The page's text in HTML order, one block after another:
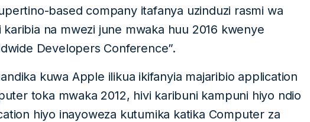
based company itafanya uzinduzi rasmi wa
na mwezi june mwaka huu 2016 kwenye
Developers Conference”.
kuwa Apple ilikua ikifanyia majaribio application
toka mwaka 2012, hivi karibuni kampuni hiyo ndio
hiyo inayoweza kutumika katika Computer za